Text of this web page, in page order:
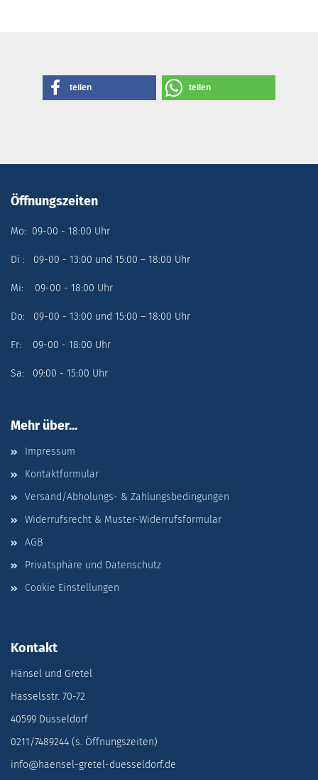
teilen teilen
Öffnungszeiten
Mo: 09-00 - 18:00 Uhr
Di : 09-00 - 13:00 und 15:00 – 18:00 Uhr
Mi: 09-00 - 18:00 Uhr
Do: 09-00 - 13:00 und 15:00 – 18:00 Uhr
Fr: 09-00 - 18:00 Uhr
Sa: 09:00 - 15:00 Uhr
Mehr über...
Impressum
Kontaktformular
Versand/Abholungs- & Zahlungsbedingungen
Widerrufsrecht & Muster-Widerrufsformular
AGB
Privatsphäre und Datenschutz
Cookie Einstellungen
Kontakt
Hänsel und Gretel
Hasselsstr. 70-72
40599 Düsseldorf
0211/7489244 (s. Öffnungszeiten)
info@haensel-gretel-duesseldorf.de